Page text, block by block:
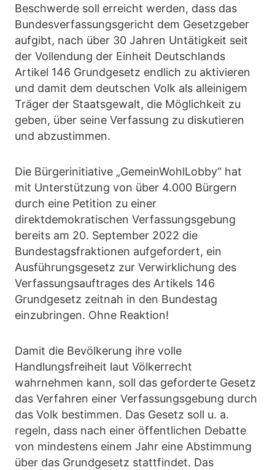
Beschwerde soll erreicht werden, dass das
Bundesverfassungsgericht dem Gesetzgeber
aufgibt, nach über 30 Jahren Untätigkeit seit
der Vollendung der Einheit Deutschlands
Artikel 146 Grundgesetz endlich zu aktivieren
und damit dem deutschen Volk als alleinigem
Träger der Staatsgewalt, die Möglichkeit zu
geben, über seine Verfassung zu diskutieren
und abzustimmen.
Die Bürgerinitiative „GemeinWohlLobby“ hat
mit Unterstützung von über 4.000 Bürgern
durch eine Petition zu einer
direktdemokratischen Verfassungsgebung
bereits am 20. September 2022 die
Bundestagsfraktionen aufgefordert, ein
Ausführungsgesetz zur Verwirklichung des
Verfassungsauftrages des Artikels 146
Grundgesetz zeitnah in den Bundestag
einzubringen. Ohne Reaktion!
Damit die Bevölkerung ihre volle
Handlungsfreiheit laut Völkerrecht
wahrnehmen kann, soll das geforderte Gesetz
das Verfahren einer Verfassungsgebung durch
das Volk bestimmen. Das Gesetz soll u. a.
regeln, dass nach einer öffentlichen Debatte
von mindestens einem Jahr eine Abstimmung
über das Grundgesetz stattfindet. Das